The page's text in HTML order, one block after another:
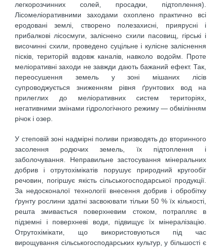
легкорозчинних солей, просадки, підтоплення).
Лісомеліоративними заходами охоплено практично всі
еродовані землі, створено полезахисні, приярусні і
прибалкові лісосмуги, заліснено схили пасовищ, гірські і
височинні схили, проведено суцільне і кулісне заліснення
пісків, територій вздовж каналів, навколо водойм. Проте
меліоративні заходи не завжди дають бажаний ефект. Так,
переосушення земель у зоні мішаних лісів
супроводжується зниженням рівня ґрунтових вод на
прилеглих до меліоративних систем територіях,
негативними змінами гідрологічного режиму — обмілінням
річок і озер.
У степовій зоні надмірні поливи призводять до вторинного
засолення родючих земель, їх підтоплення і
заболочування. Неправильне застосування мінеральних
добрив і отрутохімікатів порушує природний кругообіг
речовин, погіршує якість сільськогосподарської продукції.
За недосконалої технології внесення добрив і обробітку
ґрунту рослини здатні засвоювати тільки 50 % їх кількості,
решта змивається поверхневим стоком, потрапляє в
підземні і поверхневі води, підвищує їх мінералізацію.
Отрутохімікати, що використовуються під час
вирощування сільськогосподарських культур, у більшості є